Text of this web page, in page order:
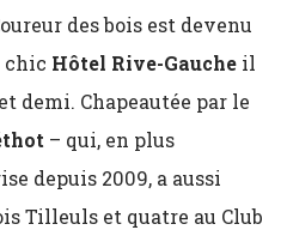
des bois est devenu
chic Hôtel Rive-Gauche il
demi. Chapeautée par le
– qui, en plus
depuis 2009, a aussi
Tilleuls et quatre au Club